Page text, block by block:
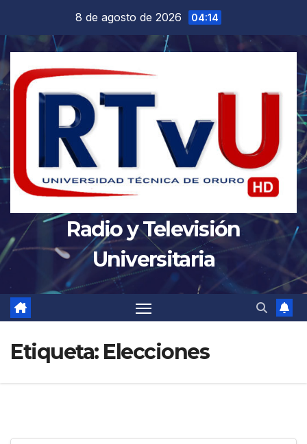
contenido
8 de agosto de 2026 04:14
Radio y Televisión
Universitaria
Etiqueta: Elecciones